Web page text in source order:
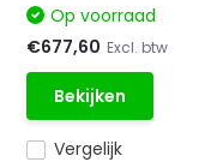
Vergelijk
Op voorraad
€677,60 Excl. btw
Bekijken